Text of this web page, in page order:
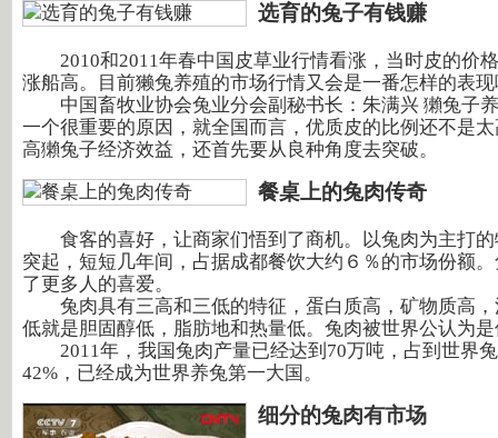
选育的兔子有钱赚
2010和2011年春中国皮草业行情看涨，当时皮的价
涨船高。目前獭兔养殖的市场行情又会是一番怎样的表
中国畜牧业协会兔业分会副秘书长：朱满兴 獺兔子
一个很重要的原因，就全国而言，优质皮的比例还不是
高獺兔子经济效益，还首先要从良种角度去突破。
餐桌上的兔肉传奇
食客的喜好，让商家们悟到了商机。以兔肉为主打的
突起，短短几年间，占据成都餐饮大约６％的市场份额
了更多人的喜爱。
兔肉具有三高和三低的特征，蛋白质高，矿物质高，
低就是胆固醇低，脂肪地和热量低。兔肉被世界公认为
2011年，我国兔肉产量已经达到70万吨，占到世界
42%，已经成为世界养兔第一大国。
细分的兔肉有市场